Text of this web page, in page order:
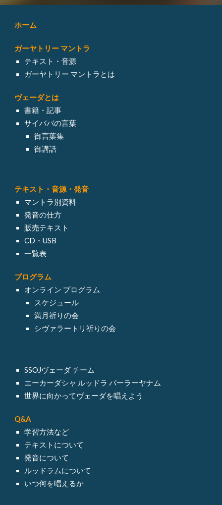
ホーム
ガーヤトリー マントラ
テキスト・音源
ガーヤトリー マントラとは
ヴェーダとは
書籍・記事
サイババの言葉
御言葉集
御講話
テキスト・音源・発音
マントラ別資料
発音の仕方
販売テキスト
CD・USB
一覧表
プログラム
オンライン プログラム
スケジュール
満月祈りの会
シヴァラートリ祈りの会
SSOJヴェーダ チーム
エーカーダシャ ルッドラ パーラーヤナム
世界に向かってヴェーダを唱えよう
Q&A
学習方法など
テキスト について
発音について
ルッドラムについて
いつ何を唱えるか